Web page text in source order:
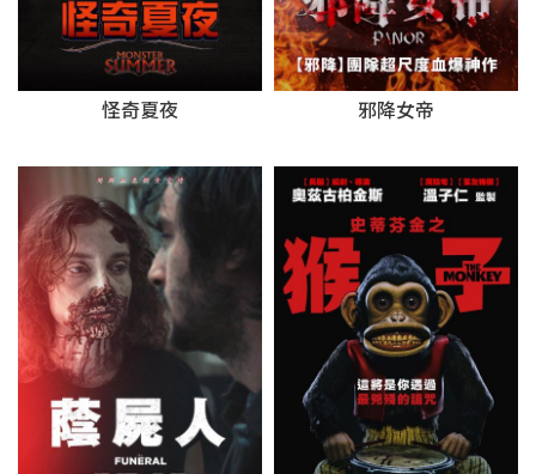
怪奇夏夜 邪降女帝